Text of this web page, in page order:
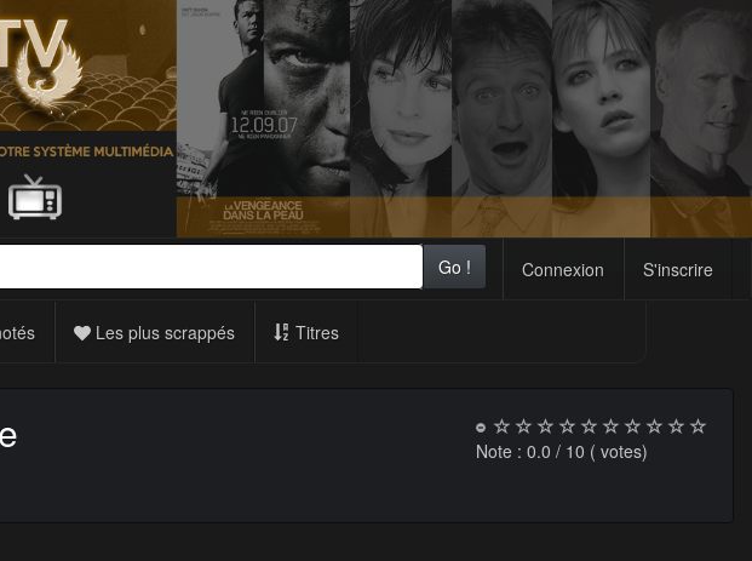
Connexion S'inscrire
Go !
Les plus scrappés Titres
Note : 0.0 / 10 ( votes)